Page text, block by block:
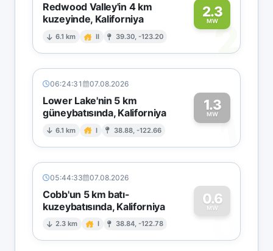
Redwood Valley'in 4 km
kuzeyinde, Kaliforniya
6.1 km II 39.30, -123.20
2.3
MW2
06:24:31 07.08.2026
Lower Lake'nin 5 km
güneybatısında, Kaliforniya
6.1 km I 38.88, -122.66
1.3
MW1
05:44:33 07.08.2026
Cobb'un 5 km batı-
kuzeybatısında, Kaliforniya
2.3 km I 38.84, -122.78
0.6
MW
0